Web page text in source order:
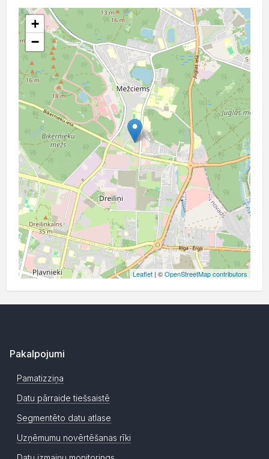
+
−
Leaflet | ©OpenStreetMap contributors
Pakalpojumi
Pamatizziņa
Datu pārraide tiešsaistē
Segmentēto datu atlase
Uzņēmumu novērtēšanas rīki